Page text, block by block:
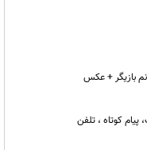
بازیگر + عکس
پیام کوتاه ، تلفن